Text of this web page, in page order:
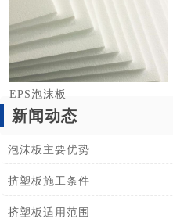
EPS泡沫板
新闻动态
泡沫板主要优势
挤塑板施工条件
挤塑板适用范围